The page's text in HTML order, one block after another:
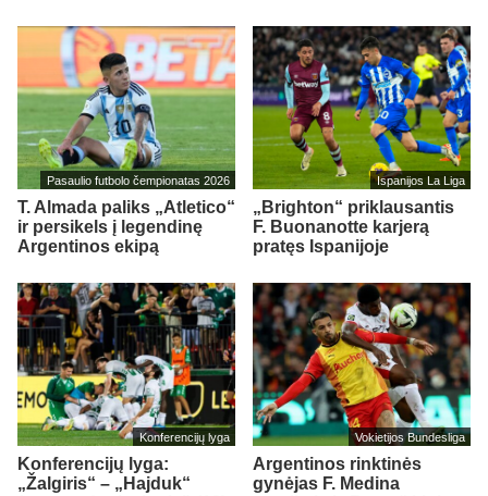
Pasaulio futbolo čempionatas 2026
T. Almada paliks „Atletico“
ir persikels į legendinę
Argentinos ekipą
Ispanijos La Liga
„Brighton“ priklausantis
F. Buonanotte karjerą
pratęs Ispanijoje
Konferencijų lyga
Konferencijų lyga:
„Žalgiris“ – „Hajduk“
Vokietijos Bundesliga
Argentinos rinktinės
gynėjas F. Medina